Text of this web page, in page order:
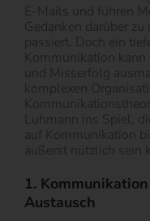
E-Mails und führen
Gedanken darüber
passiert. Doch ein
Kommunikation
und Misserfolg
komplexen
Luhmann ins Spiel,
auf Kommunikation
äußerst nützlich sein
1.
Austausch